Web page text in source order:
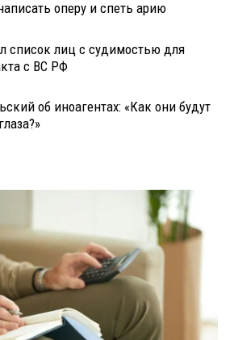
оперу и спеть арию
список лиц с судимостью для
с ВС РФ
об иноагентах: «Как они будут